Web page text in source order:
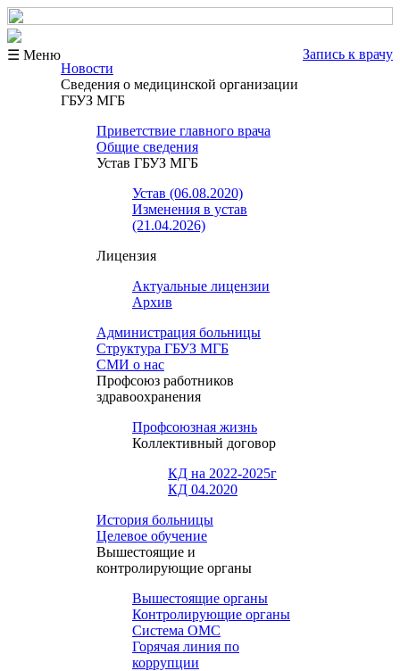
☰ Меню
Запись к врачу
Новости
Сведения о медицинской организации
ГБУЗ МГБ
Приветствие главного врача
Общие сведения
Устав ГБУЗ МГБ
Устав (06.08.2020)
Изменения в устав
(21.04.2026)
Лицензия
Актуальные лицензии
Архив
Администрация больницы
Структура ГБУЗ МГБ
СМИ о нас
Профсоюз работников
здравоохранения
Профсоюзная жизнь
Коллективный договор
КД на 2022-2025г
КД 04.2020
История больницы
Целевое обучение
Вышестоящие и
контролирующие органы
Вышестоящие органы
Контролирующие органы
Система ОМС
Горячая линия по
коррупции